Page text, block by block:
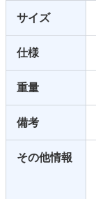
サイズ
仕様
重量
備考
その他情報